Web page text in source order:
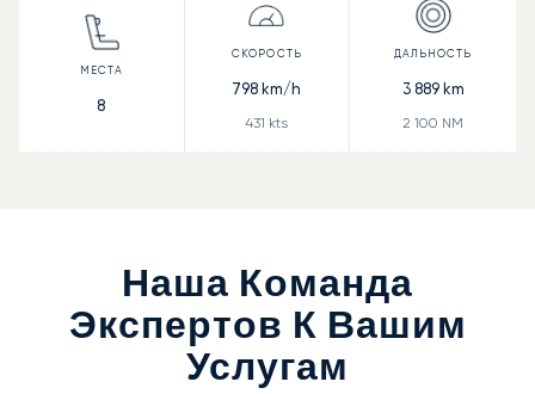
8
798 km/h
431 kts
3 889km
2 100 NM
Наша Команда
Экспертов К Вашим
Услугам